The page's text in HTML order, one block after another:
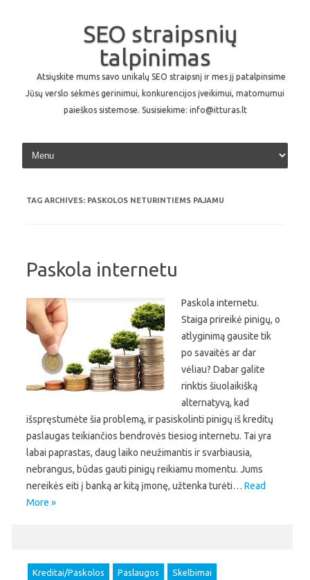
SEO straipsnių
talpinimas
Atsiųskite mums savo unikalų SEO straipsnį ir mes jį patalpinsime
Jūsų verslo sėkmės gerinimui, konkurencijos įveikimui, matomumui
paieškos sistemose. Susisiekime: info@itturas.lt
Skip to content
TAG ARCHIVES: PASKOLOS NETURINTIEMS PAJAMU
Paskola internetu
Paskola internetu.
Staiga prireikė pinigų, o
atlyginimą gausite tik
po savaitės ar dar
vėliau? Dabar galite
rinktis šiuolaikišką
alternatyvą, kad
išspręstumėte šia problemą, ir pasiskolinti pinigų iš kreditų
paslaugas teikiančios bendrovės tiesiog internetu. Tai yra
labai paprastas, daug laiko neužimantis ir svarbiausia,
nebrangus, būdas gauti pinigų reikiamu momentu. Jums
nereikės eiti į banką ar kitą įmonę, užtenka turėti… Read
More »
Kreditai/Paskolos Paslaugos Skelbimai